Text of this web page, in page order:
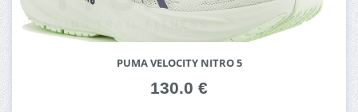
PUMA VELOCITY NITRO 5
130.0 €